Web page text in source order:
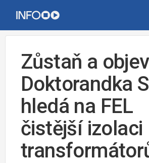
Zůstaň a
Doktorandka
hledá na FEL
čistější izolaci